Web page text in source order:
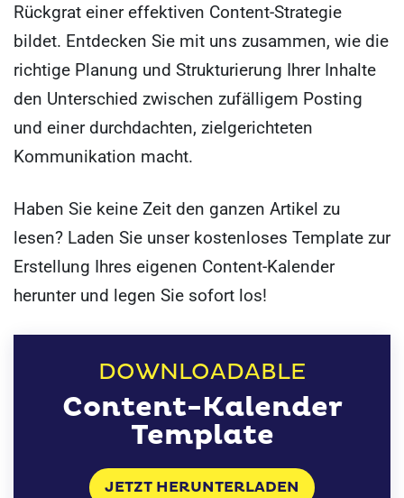
Rückgrat einer effektiven Content-Strategie
bildet. Entdecken Sie mit uns zusammen, wie die
richtige Planung und Strukturierung Ihrer Inhalte
den Unterschied zwischen zufälligem Posting
und einer durchdachten, zielgerichteten
Kommunikation macht.
Haben Sie keine Zeit den ganzen Artikel zu
lesen? Laden Sie unser kostenloses Template zur
Erstellung Ihres eigenen Content-Kalender
herunter und legen Sie sofort los!
DOWNLOADABLE
Content-Kalender
Template
JETZT HERUNTERLADEN